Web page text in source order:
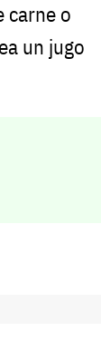
carne o
un jugo